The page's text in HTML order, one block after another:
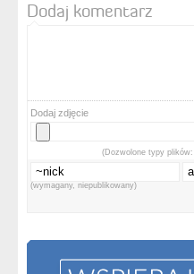
Dodaj komentarz
Dodaj zdjęcie
(Dozwolone typy plików:
(wymagany, niepublikowany)